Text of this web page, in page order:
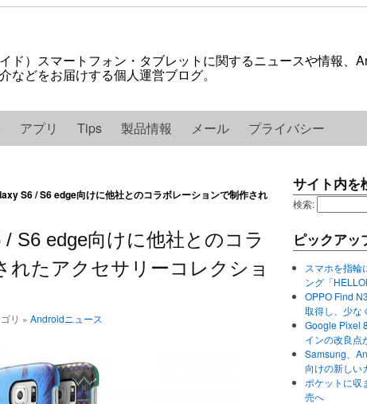
ド）スマートフォン・タブレットに関するニュースや情報、
などをお届けする個人運営ブログ。
アプリ Tips 製品情報 メール プライバシー
S6 / S6 edge向けに他社とのコラボレーションで制作され
S6 edge向けに他社とのコラ
れたアクセサリーコレクショ
リ » Androidニュース
サイト内を
検索:
ピックアッ
スマホを指輪
ング「
OPPO Find
取得し、少な
Google Pixel
インの改良点
Samsung、
向けの新しい
ポケットに収
売へ